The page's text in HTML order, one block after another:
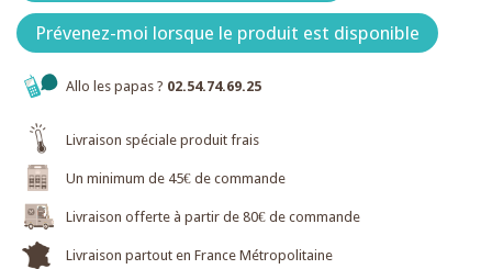
Prévenez-moi lorsque le produit est disponible
Allo les papas ? 02.54.74.69.25
Livraison spéciale produit frais
Un minimum de 45€ de commande
Livraison offerte à partir de 80€ de commande
Livraison partout en France Métropolitaine